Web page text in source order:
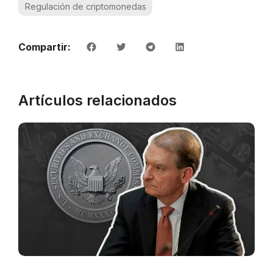
Regulación de criptomonedas
Compartir:
Artículos relacionados